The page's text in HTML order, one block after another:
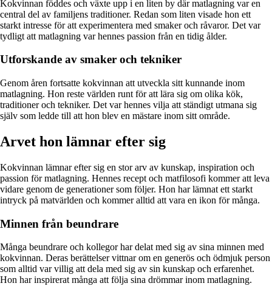
Kokvinnan föddes och växte upp i en liten by där matlagning var en
central del av familjens traditioner. Redan som liten visade hon ett
starkt intresse för att experimentera med smaker och råvaror. Det var
tydligt att matlagning var hennes passion från en tidig ålder.
Utforskande av smaker och tekniker
Genom åren fortsatte kokvinnan att utveckla sitt kunnande inom
matlagning. Hon reste världen runt för att lära sig om olika kök,
traditioner och tekniker. Det var hennes vilja att ständigt utmana sig
själv som ledde till att hon blev en mästare inom sitt område.
Arvet hon lämnar efter sig
Kokvinnan lämnar efter sig en stor arv av kunskap, inspiration och
passion för matlagning. Hennes recept och matfilosofi kommer att leva
vidare genom de generationer som följer. Hon har lämnat ett starkt
intryck på matvärlden och kommer alltid att vara en ikon för många.
Minnen från beundrare
Många beundrare och kollegor har delat med sig av sina minnen med
kokvinnan. Deras berättelser vittnar om en generös och ödmjuk person
som alltid var villig att dela med sig av sin kunskap och erfarenhet.
Hon har inspirerat många att följa sina drömmar inom matlagning.